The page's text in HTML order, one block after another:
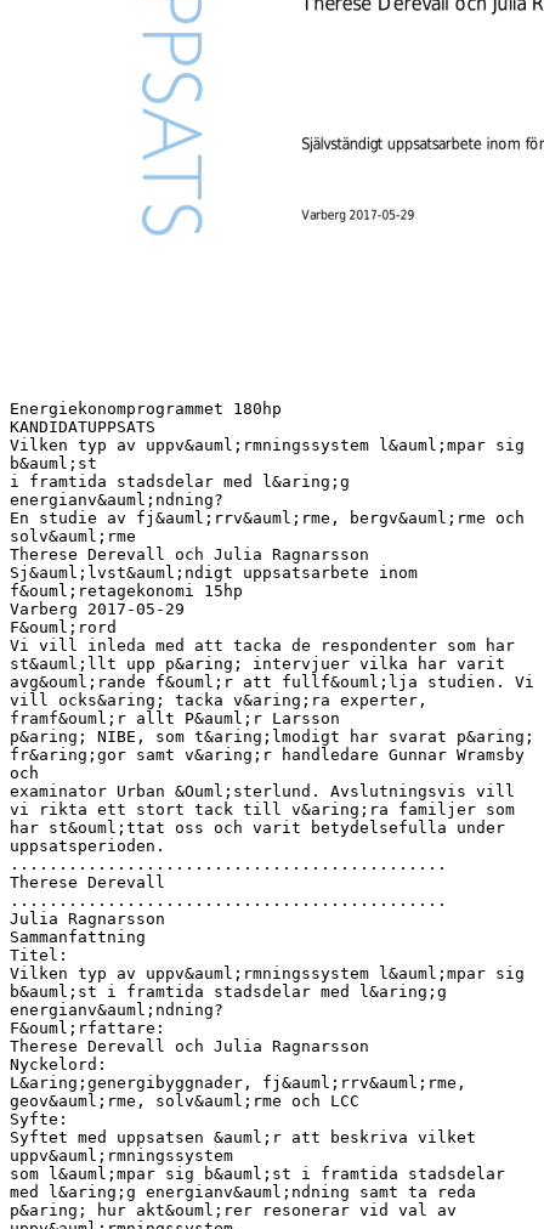
Energiekonomprogrammet 180hp KANDIDATUPPSATS Vilken typ av uppv&auml;rmningssystem l&auml;mpar sig b&auml;st i framtida stadsdelar med l&aring;g energianv&auml;ndning? En studie av fj&auml;rrv&auml;rme, bergv&auml;rme och solv&auml;rme Therese Derevall och Julia Ragnarsson Sj&auml;lvst&auml;ndigt uppsatsarbete inom f&ouml;retagekonomi 15hp Varberg 2017-05-29 F&ouml;rord Vi vill inleda med att tacka de respondenter som har st&auml;llt upp p&aring; intervjuer vilka har varit avg&ouml;rande f&ouml;r att fullf&ouml;lja studien. Vi vill ocks&aring; tacka v&aring;ra experter, framf&ouml;r allt P&auml;r Larsson p&aring; NIBE, som t&aring;lmodigt har svarat p&aring; fr&aring;gor samt v&aring;r handledare Gunnar Wramsby och examinator Urban &Ouml;sterlund. Avslutningsvis vill vi rikta ett stort tack till v&aring;ra familjer som har st&ouml;ttat oss och varit betydelsefulla under uppsatsperioden. ............................................. Therese Derevall ............................................. Julia Ragnarsson Sammanfattning Titel: Vilken typ av uppv&auml;rmningssystem l&auml;mpar sig b&auml;st i framtida stadsdelar med l&aring;g energianv&auml;ndning? F&ouml;rfattare: Therese Derevall och Julia Ragnarsson Nyckelord: L&aring;genergibyggnader, fj&auml;rrv&auml;rme, geov&auml;rme, solv&auml;rme och LCC Syfte: Syftet med uppsatsen &auml;r att beskriva vilket uppv&auml;rmningssystem som l&auml;mpar sig b&auml;st i framtida stadsdelar med l&aring;g energianv&auml;ndning samt ta reda p&aring; hur akt&ouml;rer resonerar vid val av uppv&auml;rmningssystem. Problemdiskussion: Bostads- och servicesektorn st&aring;r f&ouml;r ungef&auml;r 40 % av Sveriges totala energianv&auml;ndning. En stor andel g&aring;r till att v&auml;rma byggnader. Idag &auml;r det dominerande uppv&auml;rmningssystemet fj&auml;rrv&auml;rmen i flerbostadshus i Sverige. Fr&aring;n och med den 31 december 2020 ska alla nya byggnader i EU vara n&auml;ranollenergibyggnader. D&auml;rf&ouml;r st&auml;lls h&aring;rdare energikrav p&aring; byggnaderna och uppsatsens f&ouml;rfattare st&auml;ller sig fr&aring;gan om fj&auml;rrv&auml;rmen verkligen kommer att vara det mest l&auml;mpliga uppv&auml;rmningssystemet i framtidens nya stadsdelar med l&aring;g energianv&auml;ndning. Fr&aring;gest&auml;llningar: Vilken typ av uppv&auml;rmningssystem l&auml;mpar sig b&auml;st i framtida stadsdelar med l&aring;g energianv&auml;ndning? Hur resonerar akt&ouml;rer i bygg- och fastighetsbranschen kring val av uppv&auml;rmningssystem? Metod: Uppsatsen &auml;r en kvalitativ studie, d&auml;r en &ouml;ppen ansats anv&auml;nts med en inriktning mot en mer deduktiv ansats. Teorin best&aring;r av insamlad data, tidigare forskning och expertintervjuer. Insamlad empiri inneh&aring;ller bes&ouml;ks- och telefonintervjuer med nio respondenter p&aring; &aring;tta olika bolag. Utifr&aring;n teorin, empirin och analysen har uppsatsens f&ouml;rfattare kommit fram till en slutdiskussion och svar p&aring; studiens fr&aring;gest&auml;llningar. Slutsats: Unders&ouml;kningen visar att fj&auml;rrv&auml;rmen kommer forts&auml;tta spela en avg&ouml;rande roll i framtidens stadsdelar med l&aring;g energianv&auml;ndning. Dock m&aring;ste tekniken forts&auml;tta att utvecklas f&ouml;r att vara konkurrenskraftig. Varje stad har olika f&ouml;ruts&auml;ttningar och ett uppv&auml;rmningssystem m&aring;ste inte utesluta ett annat. Den ekonomiska aspekten &auml;r det viktigaste argumentet som ligger bakom val av uppv&auml;rmningssystem, &auml;ven om milj&ouml;aspekten blir allt mer viktig. Abstract Title: Which is the most adequate heating system in future, low energy cities? Course/subject: Degree thesis in business administration Authors: Therese Derevall and Julia Ragnarsson Keywords: Low energy buildings, district heating, geothermal heating, solar and LCC Purpose: The purpose with the essay is to describe which is the most adequate heating system in future low energy cities and find out how the operators reasons when choosing heating system. Background: The residential and service sector is using approximately 40 % of the total energy use in Sweden, where heating residential buildings is a big part. Today district heating dominates as heating method in Swedish apartment buildings. From 31 December 2020 all new buildings in EU will be nearly zero-energy buildings. It provides higher energy requirements and the authors of the essay questions if the district heat will be the most adequate heating option in future low energy cities. Problem statement: Which is the most adequate heating system in future low energy cities? How is the operator's reasoning when choosing heating system? Method: The essay is a qualitative research and uses an open approach with focus on a more deductive approach. The theory consists of collected data, previous research and interviews with experts. Collected empirical data includes visit and telephone interviews with nine respondents from eight different companies. The theory, the empirical data and the analysis leads to an end discussion which leads to the conclusion of the problem statement. Conclusions: The research shows that district heating will continue to play a decisive role in future low energy cities. However, technology must continue to develop in order to be competitive. Every city has different prerequisites and one heating system does not have to exclude another. The economic aspect is the main argument behind the choice of heating systems, although the environmental aspect is becoming increasingly important. Inneh&aring;llsf&ouml;rteckning 1 2 3 Inledning............................................................................................................................. 1 1.1 Val av uppsats&auml;mne ..................................................................................................... 1 1.2 Bakgrund ..................................................................................................................... 1 1.3 Problemdiskussion ....................................................................................................... 2 1.4 Syfte ............................................................................................................................. 3 1.5 Avgr&auml;nsning................................................................................................................. 3 Metod ................................................................................................................................. 4 2.1 Val av metod ................................................................................................................ 4 2.2 Val av metodansats ...................................................................................................... 4 2.3 Insamling av data ......................................................................................................... 5 2.3.1 Val av unders&ouml;kningsmetod f&ouml;r insamling av prim&auml;rdata.................................... 5 2.3.2 Insamling av sekund&auml;rdata ................................................................................... 5 2.4 Validitet och Reliabilitet .............................................................................................. 6 2.5 Inf&ouml;r intervjun och genomf&ouml;rande ............................................................................... 6 2.6 Urval ............................................................................................................................ 7 2.7 Fallstudie - V&auml;sterport ................................................................................................. 8 Teoretisk referensram ....................................................................................................... 10 3.1 Tidigare forskning ..................................................................................................... 10 3.2 Uppv&auml;rmning av flerbostadshus i Sverige ................................................................. 11 3.3 N&auml;ra-nollenergibyggnader ......................................................................................... 11 3.4 Expertintervju med Kristian Wid&eacute;n ........................................................................... 12 3.5 Fj&auml;rrv&auml;rme ................................................................................................................. 13 3.5.1 Fj&auml;rrv&auml;rmens historia och utveckling ................................................................. 13 3.5.2 S&aring; fungerar fj&auml;rrv&auml;rmen...................................................................................... 14 3.5.3 F&ouml;rdelar och nackdelar ....................................................................................... 15 3.5.4 Fj&auml;rde generationens fj&auml;rrv&auml;rme......................................................................... 15 3.5.5 Expertintervju med Sven Werner ....................................................................... 17 3.5.6 Priss&auml;ttning och monopol ................................................................................... 19 3.6 3.5.6.1 Expertintervju med Varberg Energi ............................................................ 21 3.5.6.2 Expertintervju &Ouml;resundskraft ...................................................................... 23 Geoenergi ................................................................................................................... 25 3.6.1 Vad &auml;r geoenergi? ............................................................................................... 25 3.6.2 S&aring; fungerar bergv&auml;rme ....................................................................................... 26 3.6.3 Expertintervju med Richard Carlholmer och P&auml;r Larsson, NIBE ...................... 27 3.7 3.7.1 Vad &auml;r solenergi? .................................................